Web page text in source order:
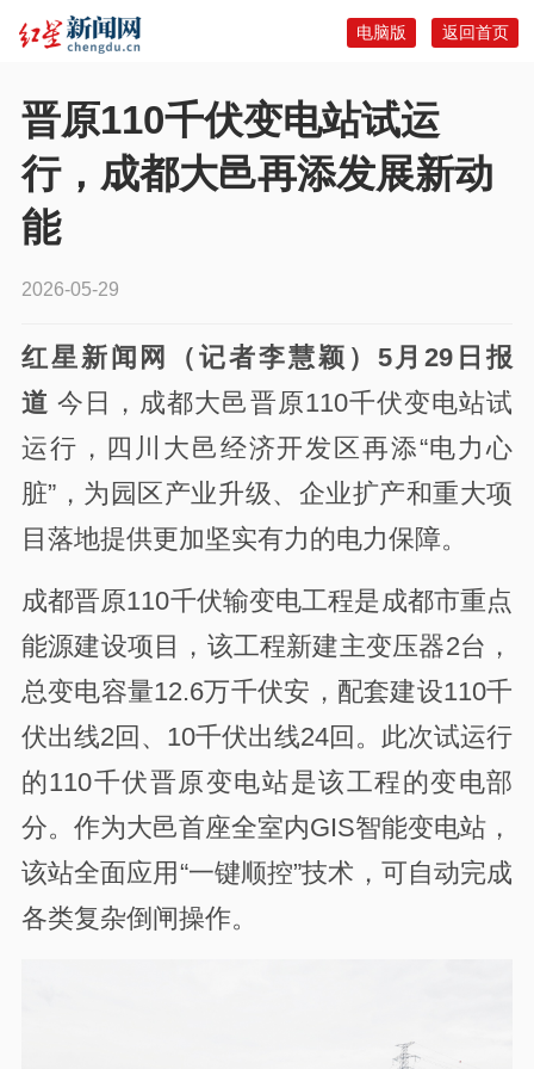
返回首页
电脑版
晋原110千伏变电站试运
行，成都大邑再添发展新动
能
2026-05-29
红星新闻网（记者李慧颖）5月29日报
道今日，成都大邑晋原110千伏变电站试
运行，四川大邑经济开发区再添“电力心
脏”，为园区产业升级、企业扩产和重大项
目落地提供更加坚实有力的电力保障。
成都晋原110千伏输变电工程是成都市重点
能源建设项目，该工程新建主变压器2台，
总变电容量12.6万千伏安，配套建设110千
伏出线2回、10千伏出线24回。此次试运行
的110千伏晋原变电站是该工程的变电部
分。作为大邑首座全室内GIS智能变电站，
该站全面应用“一键顺控”技术，可自动完成
各类复杂倒闸操作。